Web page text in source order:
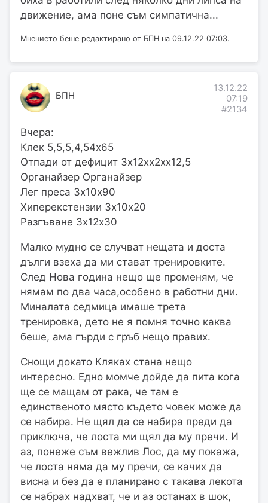
движение, ама поне съм симпатична...
Мнението беше редактирано от БПН на 09.12.22 07:03.
БПН
13.12.22
07:19
#2134
Вчера:
Клек 5,5,5,4,54х65
Отпади от дефицит 3х12хх2хх12,5
Органайзер Органайзер
Лег преса 3х10х90
Хиперекстензии 3х10х20
Разгъване 3х12х30
Малко мудно се случват нещата и доста
дълги взеха да ми стават тренировките.
След Нова година нещо ще променям, че
нямам по два часа,особено в работни дни.
Миналата седмица имаше трета
тренировка, дето не я помня точно каква
беше, ама гърди с гръб нещо правих.
Снощи докато Кляках стана нещо
интересно. Едно момче дойде да пита кога
ще се мащам от рака, че там е
единственото място където човек може да
се набира. Не щял да се набира преди да
приключа, че лоста ми щял да му пречи. И
аз, понеже съм вежлив Лос, да му покажа,
че лоста няма да му пречи, се качих да
висна и без да е планирано с такава лекота
се набрах надхват, че и аз останах в шок,